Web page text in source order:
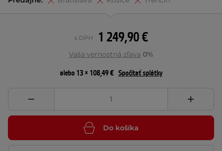
1 249,90 €
s DPH
Vaša vernostná zľava 0%
alebo 13 × 108,49 € Spočítať splátky
Do košíka